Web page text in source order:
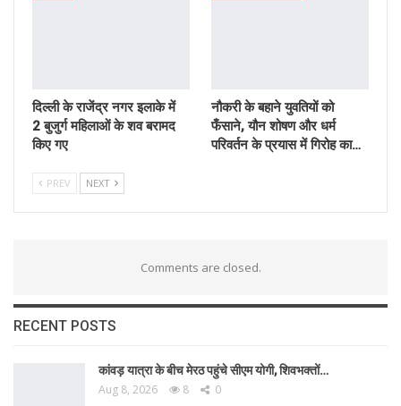
दिल्ली के राजेंद्र नगर इलाके में
2 बुजुर्ग महिलाओं के शव बरामद
किए गए
नौकरी के बहाने युवतियों को
फँसाने, यौन शोषण और धर्म
परिवर्तन के प्रयास में गिरोह का…
PREV NEXT
Comments are closed.
RECENT POSTS
कांवड़ यात्रा के बीच मेरठ पहुंचे सीएम योगी, शिवभक्तों…
Aug 8, 2026 8 0